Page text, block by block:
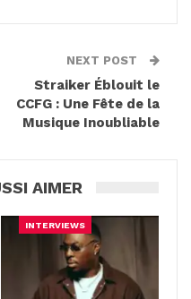
NEXT POST
Straiker Éblouit le
CCFG : Une Fête de la
Musique Inoubliable
AIMER
INTERVIEWS